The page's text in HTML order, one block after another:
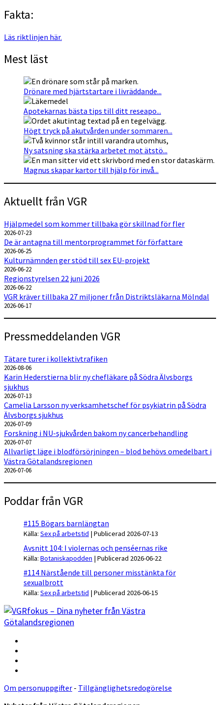
Fakta:
Läs riktlinjen här.
Mest läst
Drönare med hjärtstartare i livräddande...
Apotekarnas bästa tips till ditt reseapo...
Högt tryck på akutvården under sommaren...
Ny satsning ska stärka arbetet mot ätstö...
Magnus skapar kartor till hjälp för invå...
Aktuellt från VGR
Hjälpmedel som kommer tillbaka gör skillnad för fler
2026-07-23
De är antagna till mentorprogrammet för författare
2026-06-25
Kulturnämnden ger stöd till sex EU-projekt
2026-06-22
Regionstyrelsen 22 juni 2026
2026-06-22
VGR kräver tillbaka 27 miljoner från Distriktsläkarna Mölndal
2026-06-17
Pressmeddelanden VGR
Tätare turer i kollektivtrafiken
2026-08-06
Karin Hederstierna blir ny chefläkare på Södra Älvsborgs
sjukhus
2026-07-13
Camelia Larsson ny verksamhetschef för psykiatrin på Södra
Älvsborgs sjukhus
2026-07-09
Forskning i NU-sjukvården bakom ny cancerbehandling
2026-07-07
Allvarligt läge i blodförsörjningen – blod behövs omedelbart i
Västra Götalandsregionen
2026-07-06
Poddar från VGR
#115 Bögars barnlängtan
Källa: Sex på arbetstid Publicerad 2026-07-13
Avsnitt 104: I violernas och penséernas rike
Källa: Botaniskapodden Publicerad 2026-06-22
#114 Närstående till personer misstänkta för
sexualbrott
Källa: Sex på arbetstid Publicerad 2026-06-15
Om personuppgifter - Tillgänglighetsredogörelse